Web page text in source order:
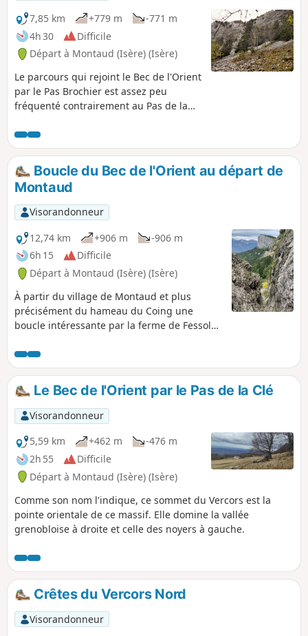
7,85 km
+779 m
-771 m
4h 30
Difficile
Départ à Montaud (Isère) (Isère)
Le parcours qui rejoint le Bec de l'Orient
par le Pas Brochier est assez peu
fréquenté contrairement au Pas de la
randonnée bien que de moyenne
altitude, s'effectuant en pleine forêt sur
le versant Nord de la barrière du
Vercors, reste agréable même en pleine
canicule. Du belvédère de la croix du
Bec de l'Orient on essayera de deviner
son cheminement à travers bois et la
montée au Pas Brochier. Itinéraire
comportant des passages aériens
pouvant incommoder les personnes
sujettes au vertige, à éviter
impérativement par temps humide en
raison des risques de glissades.
Boucle du Bec de l'Orient au départ de
Montaud
Visorandonneur
12,74 km
+906 m
-906 m
6h 15
Difficile
Départ à Montaud (Isère) (Isère)
À partir du village de Montaud et plus
précisément du hameau du Coing une
boucle intéressante par la ferme de Fessole
falaises du Vercors.
Le Bec de l'Orient par le Pas de la Clé
Visorandonneur
5,59 km
+462 m
-476 m
2h 55
Difficile
Départ à Montaud (Isère) (Isère)
Comme son nom l'indique, ce sommet du Vercors est la
pointe orientale de ce massif. Elle domine la vallée
grenobloise à droite et celle des noyers à gauche.
Crêtes du Vercors Nord
Visorandonneur